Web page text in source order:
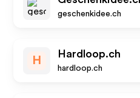
geschenkidee.ch
H
Hardloop.ch
hardloop.ch